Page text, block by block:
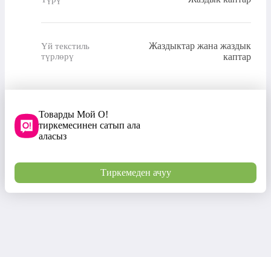
Үй текстиль
түрлөрү
Жаздыктар жана жаздык
каптар
Товарды Мой О!
тиркемесинен сатып ала
аласыз
Тиркемеден ачуу